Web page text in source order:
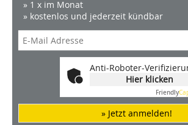
» 1 x im Monat
» kostenlos und jederzeit kündbar
Anti-Roboter-
Hier klicken
Friendly
» Jetzt anmelden!